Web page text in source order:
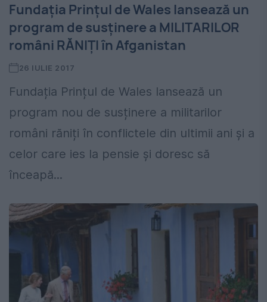
Fundația Prințul de Wales lansează un
program de susținere a MILITARILOR
români RĂNIȚI în Afganistan
26 IULIE 2017
Fundația Prințul de Wales lansează un
program nou de susținere a militarilor
români răniți în conflictele din ultimii ani și a
celor care ies la pensie și doresc să
înceapă...